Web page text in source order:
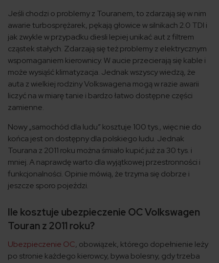
Jeśli chodzi o problemy z Touranem, to zdarzają się w nim
awarie turbosprężarek, pękają głowice w silnikach 2.0 TDI i
jak zwykle w przypadku diesli lepiej unikać aut z filtrem
cząstek stałych. Zdarzają się też problemy z elektrycznym
wspomaganiem kierownicy. W aucie przecierają się kable i
może wysiąść klimatyzacja. Jednak wszyscy wiedzą, że
auta z wielkiej rodziny Volkswagena mogą w razie awarii
liczyć na w miarę tanie i bardzo łatwo dostępne części
zamienne.
Nowy „samochód dla ludu” kosztuje 100 tys., więc nie do
końca jest on dostępny dla polskiego ludu. Jednak
Tourana z 2011 roku można śmiało kupić już za 30 tys. i
mniej. A naprawdę warto dla wyjątkowej przestronności i
funkcjonalności. Opinie mówią, że trzyma się dobrze i
jeszcze sporo pojeździ.
Ile kosztuje ubezpieczenie OC Volkswagen
Touran z 2011 roku?
Ubezpieczenie OC, obowiązek, którego dopełnienie leży
po stronie każdego kierowcy, bywa bolesny, gdy trzeba